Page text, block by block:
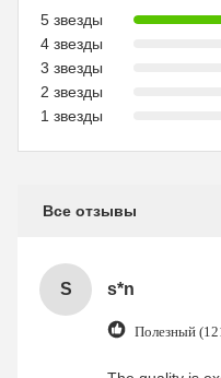
5 звезды
4 звезды
3 звезды
2 звезды
1 звезды
Все отзывы
S s*n
Полезный